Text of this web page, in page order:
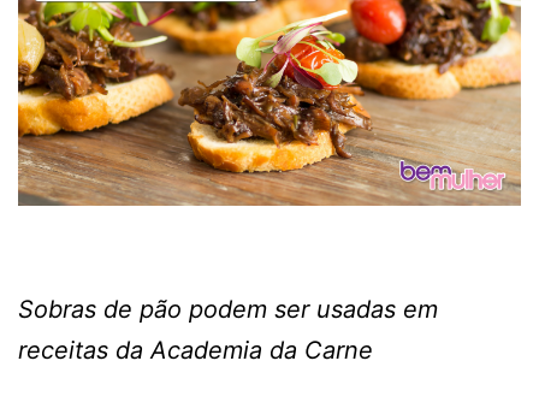
Sobras de pão podem ser usadas em
receitas da Academia da Carne